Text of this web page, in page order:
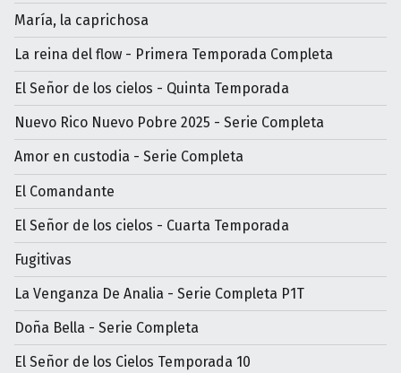
María, la caprichosa
La reina del flow - Primera Temporada Completa
El Señor de los cielos - Quinta Temporada
Nuevo Rico Nuevo Pobre 2025 - Serie Completa
Amor en custodia - Serie Completa
El Comandante
El Señor de los cielos - Cuarta Temporada
Fugitivas
La Venganza De Analia - Serie Completa P1T
Doña Bella - Serie Completa
El Señor de los Cielos Temporada 10